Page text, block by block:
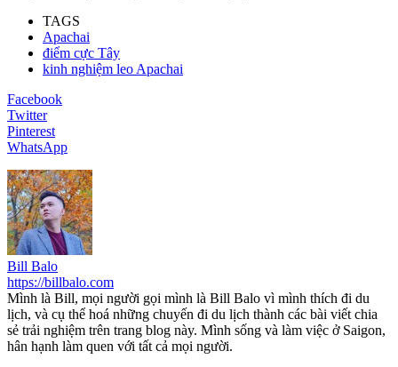
TAGS
Apachai
điểm cực Tây
kinh nghiệm leo Apachai
Facebook
Twitter
Pinterest
WhatsApp
Bill Balo
https://billbalo.com
Mình là Bill, mọi người gọi mình là Bill Balo vì mình thích đi du
lịch, và cụ thể hoá những chuyến đi du lịch thành các bài viết chia
sẻ trải nghiệm trên trang blog này. Mình sống và làm việc ở Saigon,
hân hạnh làm quen với tất cả mọi người.